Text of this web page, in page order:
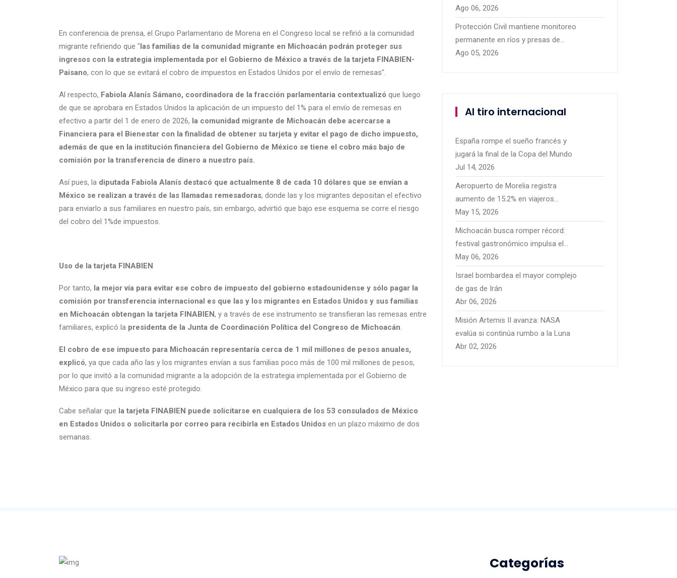
En conferencia de prensa, el Grupo Parlamentario de Morena en el Congreso local se refirió a la comunidad
migrante refiriendo que "las familias de la comunidad migrante en Michoacán podrán proteger sus
ingresos con la estrategia implementada por el Gobierno de México a través de la tarjeta FINABIEN-
Paisano, con lo que se evitará el cobro de impuestos en Estados Unidos por el envío de remesas".
Al respecto, Fabiola Alanís Sámano, coordinadora de la fracción parlamentaria contextualizó que luego
de que se aprobara en Estados Unidos la aplicación de un impuesto del 1% para el envío de remesas en
efectivo a partir del 1 de enero de 2026, la comunidad migrante de Michoacán debe acercarse a
Financiera para el Bienestar con la finalidad de obtener su tarjeta y evitar el pago de dicho impuesto,
además de que en la institución financiera del Gobierno de México se tiene el cobro más bajo de
comisión por la transferencia de dinero a nuestro país.
Así pues, la diputada Fabiola Alanís destacó que actualmente 8 de cada 10 dólares que se envían a
México se realizan a través de las llamadas remesadoras, donde las y los migrantes depositan el efectivo
para enviarlo a sus familiares en nuestro país, sin embargo, advirtió que bajo ese esquema se corre el riesgo
del cobro del 1%de impuestos.
Uso de la tarjeta FINABIEN
Por tanto, la mejor vía para evitar ese cobro de impuesto del gobierno estadounidense y sólo pagar la
comisión por transferencia internacional es que las y los migrantes en Estados Unidos y sus familias
en Michoacán obtengan la tarjeta FINABIEN, y a través de ese instrumento se transfieran las remesas entre
familiares, explicó la presidenta de la Junta de Coordinación Política del Congreso de Michoacán.
El cobro de ese impuesto para Michoacán representaría cerca de 1 mil millones de pesos anuales,
explicó, ya que cada año las y los migrantes envían a sus familias poco más de 100 mil millones de pesos,
por lo que invitó a la comunidad migrante a la adopción de la estrategia implementada por el Gobierno de
México para que su ingreso esté protegido.
Cabe señalar que la tarjeta FINABIEN puede solicitarse en cualquiera de los 53 consulados de México
en Estados Unidos o solicitarla por correo para recibirla en Estados Unidos en un plazo máximo de dos
semanas.
Ago 06, 2026
Protección Civil mantiene monitoreo
permanente en ríos y presas de
Michoacán por temporal de lluvias
Ago 05, 2026
Al tiro internacional
España rompe el sueño francés y
jugará la final de la Copa del Mundo
Jul 14, 2026
Aeropuerto de Morelia registra
aumento de 15.2% en viajeros
extranjeros y fortalece conectividad
May 15, 2026
Michoacán busca romper récord:
festival gastronómico impulsa el
turismo
May 06, 2026
Israel bombardea el mayor complejo
de gas de Irán
Abr 06, 2026
Misión Artemis II avanza: NASA
evalúa si continúa rumbo a la Luna
Abr 02, 2026
Categorías